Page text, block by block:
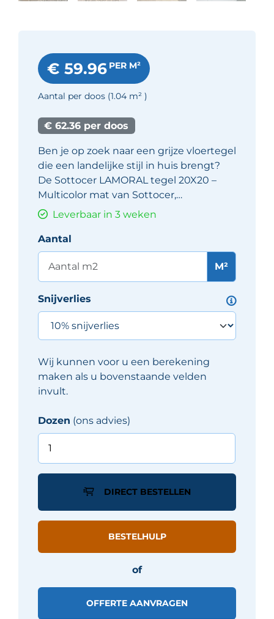
€ 59.96 PER M²
Aantal per doos (1.04 m² )
€ 62.36 per doos
Ben je op zoek naar een grijze vloertegel
die een landelijke stijl in huis brengt?
De Sottocer LAMORAL tegel 20X20 –
Multicolor mat van Sottocer,…
Leverbaar in 3 weken
Aantal
M²
Snijverlies
Wij kunnen voor u een berekening
maken als u bovenstaande velden
invult.
Dozen (ons advies)
Sottocer
LAMORAL
-
DIRECT BESTELLEN
BESTELHULP
of
OFFERTE AANVRAGEN